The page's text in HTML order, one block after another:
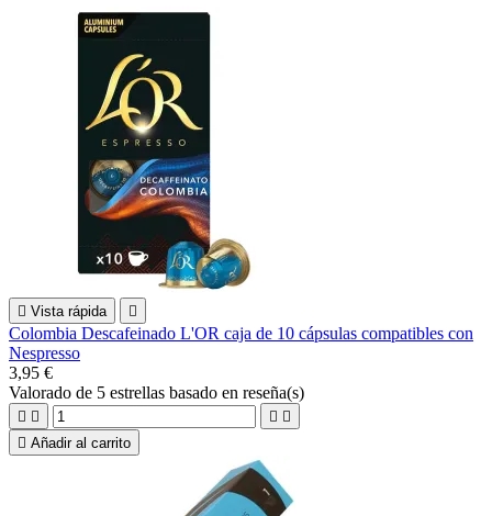
 Vista rápida 
Colombia Descafeinado L'OR caja de 10 cápsulas compatibles con
Nespresso
3,95 €
Valorado de 5 estrellas basado en reseña(s)
   
 Añadir al carrito